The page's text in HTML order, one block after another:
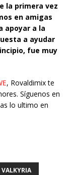
la primera vez
en amigas
apoyar a la
a ayudar
fue muy
, Rovaldimix te
Síguenos en
lo ultimo en
VALKYRIA